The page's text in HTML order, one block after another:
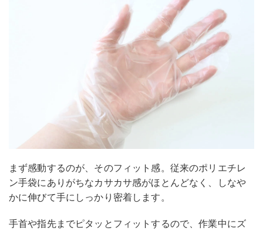
まず感動するのが、そのフィット感。従来のポリエチレ
ン手袋にありがちなカサカサ感がほとんどなく、しなや
かに伸びて手にしっかり密着します。
手首や指先までピタッとフィットするので、作業中にズ